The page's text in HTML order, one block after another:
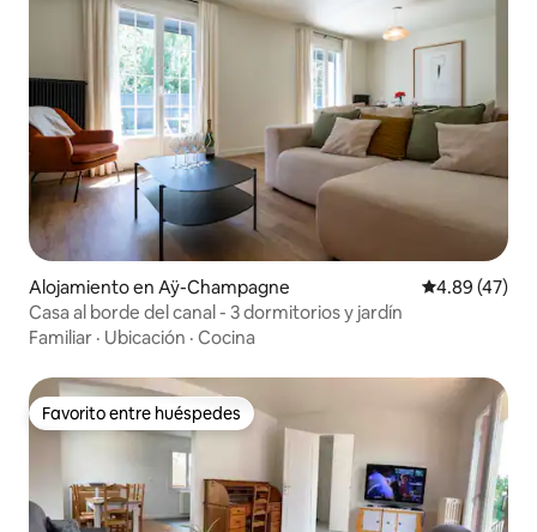
Alojamiento en Aÿ-Champagne Calificación
4.89 (47)
Casa al borde del canal - 3 dormitorios y jardín
Familiar · Ubicación · Cocina
Favorito entre huéspedes
Favorito entre huéspedes